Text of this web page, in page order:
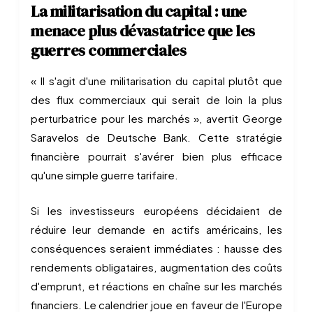
La militarisation du capital : une
menace plus dévastatrice que les
guerres commerciales
« Il s'agit d'une militarisation du capital plutôt que
des flux commerciaux qui serait de loin la plus
perturbatrice pour les marchés », avertit George
Saravelos de Deutsche Bank. Cette stratégie
financière pourrait s'avérer bien plus efficace
qu'une simple guerre tarifaire.
Si les investisseurs européens décidaient de
réduire leur demande en actifs américains, les
conséquences seraient immédiates : hausse des
rendements obligataires, augmentation des coûts
d'emprunt, et réactions en chaîne sur les marchés
financiers. Le calendrier joue en faveur de l'Europe